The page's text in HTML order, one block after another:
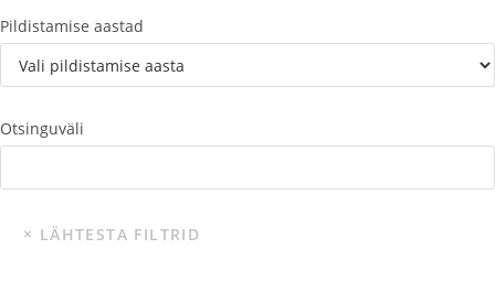
Pildistamise aastad
Otsinguväli